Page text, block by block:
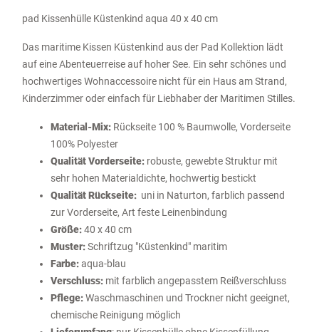
pad Kissenhülle Küstenkind aqua 40 x 40 cm
Das maritime Kissen Küstenkind aus der Pad Kollektion lädt
auf eine Abenteuerreise auf hoher See. Ein sehr schönes und
hochwertiges Wohnaccessoire nicht für ein Haus am Strand,
Kinderzimmer oder einfach für Liebhaber der Maritimen Stilles.
Material-Mix: Rückseite 100 % Baumwolle, Vorderseite
100% Polyester
Qualität Vorderseite: robuste, gewebte Struktur mit
sehr hohen Materialdichte, hochwertig bestickt
Qualität Rückseite: uni in Naturton, farblich passend
zur Vorderseite, Art feste Leinenbindung
Größe:40 x 40 cm
Muster:Schriftzug "Küstenkind" maritim
Farbe:aqua-blau
Verschluss: mit farblich angepasstem Reißverschluss
Pflege:Waschmaschinen und Trockner nicht geeignet,
chemische Reinigung möglich